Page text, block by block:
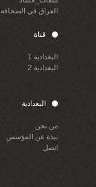
العراق في الصحافة
قناة
البغدادية 1
البغدادية 2
البغدادية
من نحن
نبذة عن المؤسس
اتصل